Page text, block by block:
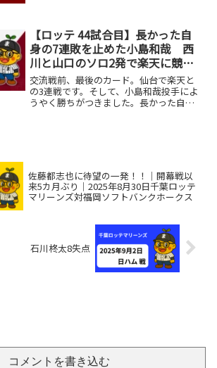
どいろいろ記...
【ロッテ 44試合目】長かった自
身の7連敗を止めた小島和哉 西
川と山口のソロ2発で楽天に競り
勝つ
交流戦前、最後のカード。仙台で楽天と
の3連戦です。そして、小島和哉投手によ
うやく勝ちがつきました。長かった自身
佐藤都志也に待望の一発！！｜開幕戦以
来5カ月ぶり｜2025年8月30日千葉ロッテ
マリーンズ対福岡ソフトバンクホークス
石川柊太8失点
コメントを書き込む